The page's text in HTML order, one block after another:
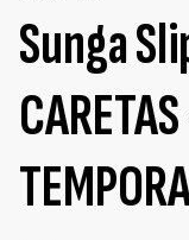
Sunga